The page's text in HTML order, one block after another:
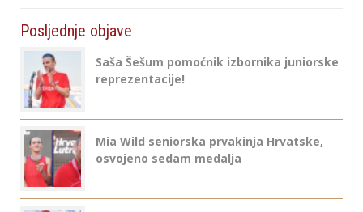
Posljednje objave
Saša Šešum pomoćnik izbornika juniorske
reprezentacije!
Mia Wild seniorska prvakinja Hrvatske,
osvojeno sedam medalja